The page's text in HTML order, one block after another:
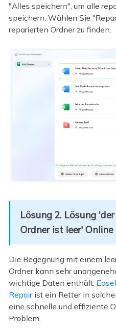
"Alles speichern", um alle
speichern. Wählen Sie
reparierten Ordner zu finden.
Lösung 2. Lösung
Ordner ist leer' Online
Die Begegnung mit einem
Ordner kann sehr
wichtige Daten enthält.
Repairist ein Retter in
eine schnelle und effiziente
Problem.